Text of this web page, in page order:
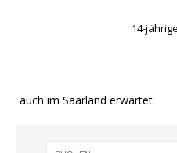
14-
auch im Saarland erwartet